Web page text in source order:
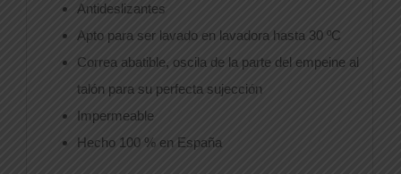
Antideslizantes
Apto para ser lavado en lavadora hasta 30 ºC
Correa abatible, oscila de la parte del empeine al
talón para su perfecta sujección
Impermeable
Hecho 100 % en España